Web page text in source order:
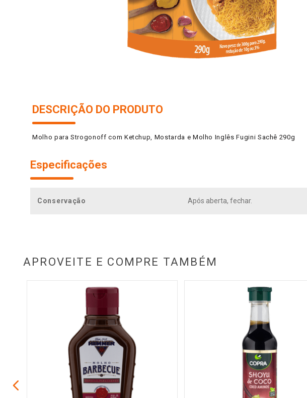
DESCRIÇÃO DO PRODUTO
Molho para Strogonoff com Ketchup, Mostarda e Molho Inglês Fugini Sachê 290g
Especificações
Conservação Após aberta, fechar.
APROVEITE E COMPRE TAMBÉM